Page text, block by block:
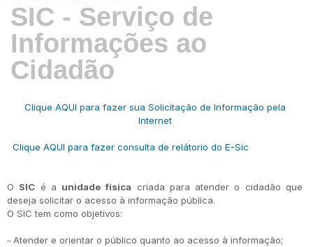
SIC - Serviço de
Informações ao
Cidadão
Clique AQUI para fazer sua Solicitação de Informação pela
Internet
Clique AQUI para fazer consulta de relátorio do E-Sic
O SIC é a unidade física criada para atender o cidadão que
deseja solicitar o acesso à informação pública.
O SIC tem como objetivos:
–Atender e orientar o público quanto ao acesso à informação;